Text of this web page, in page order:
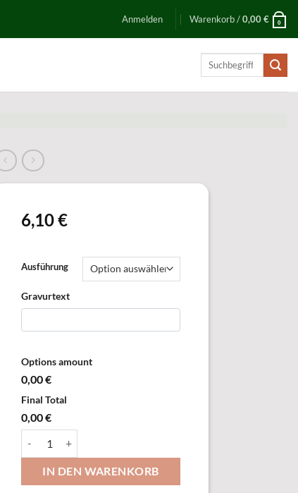
Anmelden Warenkorb /0,00€ 0
Suchen
6,10€
Ausführung
Gravurtext
Options amount
0,00 €
Final Total
0,00 €
IN DEN WARENKORB